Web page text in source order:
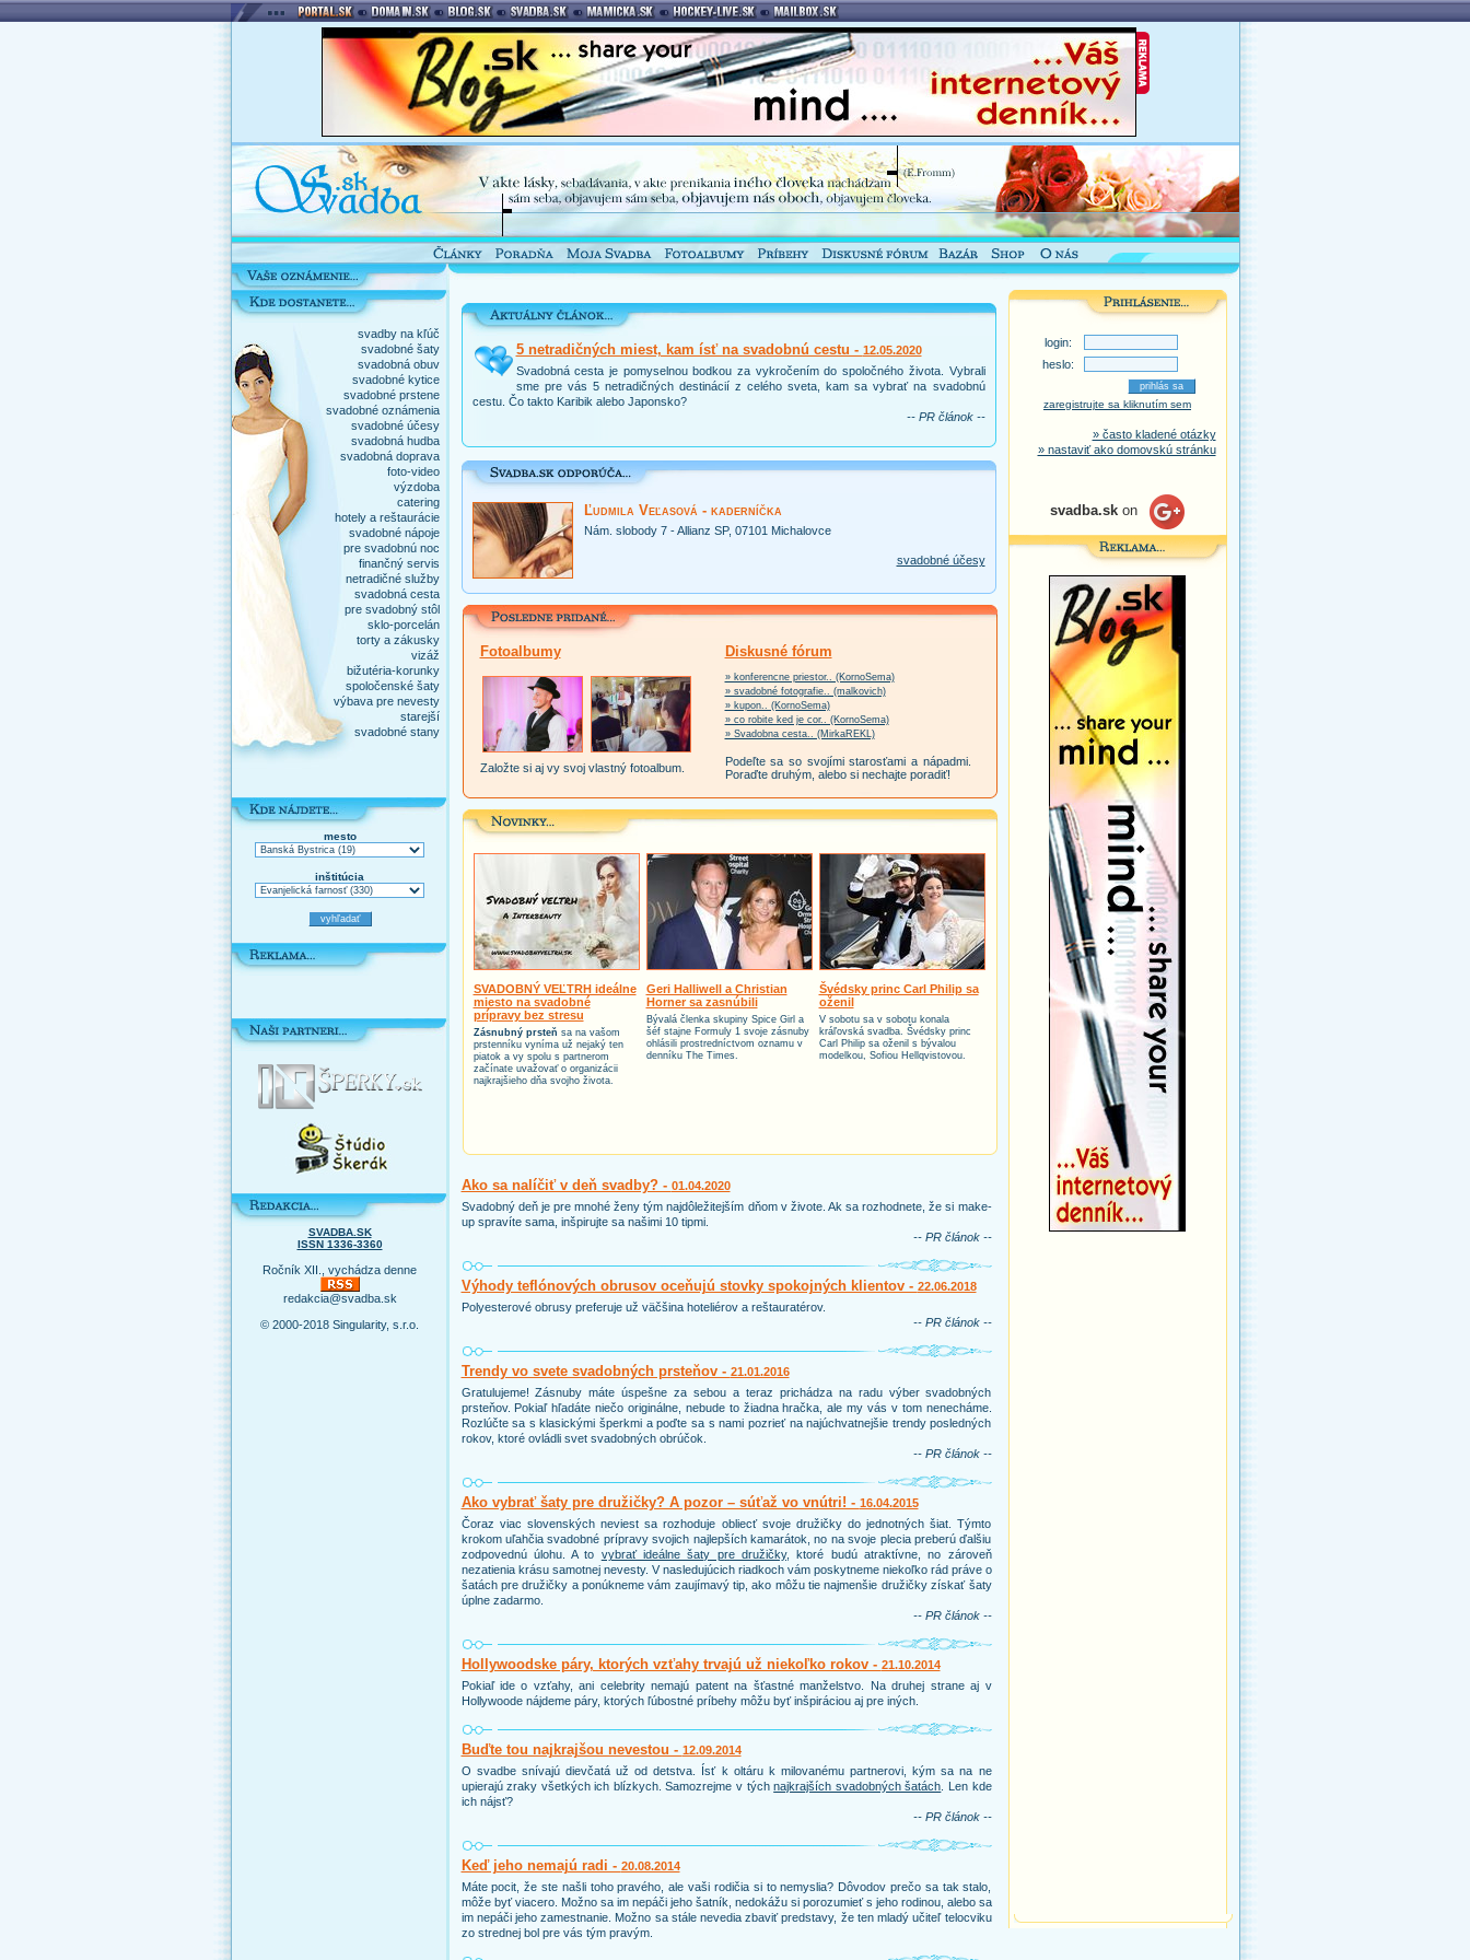
svadby na kľúč
svadobné šaty
svadobná obuv
svadobné kytice
svadobné prstene
svadobné oznámenia
svadobné účesy
svadobná hudba
svadobná doprava
foto-video
výzdoba
catering
hotely a reštaurácie
svadobné nápoje
pre svadobnú noc
finančný servis
netradičné služby
svadobná cesta
pre svadobný stôl
sklo-porcelán
torty a zákusky
vizáž
bižutéria-korunky
spoločenské šaty
výbava pre nevesty
starejší
svadobné stany
mesto
inštitúcia
SVADBA.SK
ISSN 1336-3360
Ročník XII., vychádza denne
redakcia@svadba.sk
© 2000-2018 Singularity, s.r.o.
5 netradičných miest, kam ísť na svadobnú cestu - 12.05.2020
Svadobná cesta je pomyselnou bodkou za vykročením do spoločného života. Vybrali
sme pre vás 5 netradičných destinácií z celého sveta, kam sa vybrať na svadobnú
cestu. Čo takto Karibik alebo Japonsko?
-- PR článok --
Ľudmila Veľasová - kaderníčka
Nám. slobody 7 - Allianz SP, 07101 Michalovce
svadobné účesy
Fotoalbumy
Založte si aj vy svoj vlastný fotoalbum.
Diskusné fórum
» konferencne priestor.. (KornoSema)
» svadobné fotografie.. (malkovich)
» kupon.. (KornoSema)
» co robite ked je cor.. (KornoSema)
» Svadobna cesta.. (MirkaREKL)
Podeľte sa so svojími starosťami a nápadmi.
Poraďte druhým, alebo si nechajte poradiť!
SVADOBNÝ VEĽTRH ideálne
miesto na svadobné
prípravy bez stresu
Zásnubný prsteň sa na vašom
prstenníku vyníma už nejaký ten
piatok a vy spolu s partnerom
začínate uvažovať o organizácii
najkrajšieho dňa svojho života.
Geri Halliwell a Christian
Horner sa zasnúbili
Bývalá členka skupiny Spice Girl a
šéf stajne Formuly 1 svoje zásnuby
ohlásili prostredníctvom oznamu v
denníku The Times.
Švédsky princ Carl Philip sa
oženil
V sobotu sa v sobotu konala
kráľovská svadba. Švédsky princ
Carl Philip sa oženil s bývalou
modelkou, Sofiou Hellqvistovou.
Ako sa nalíčiť v deň svadby? - 01.04.2020
Svadobný deň je pre mnohé ženy tým najdôležitejším dňom v živote. Ak sa rozhodnete, že si make-
up spravíte sama, inšpirujte sa našimi 10 tipmi.
-- PR článok --
Výhody teflónových obrusov oceňujú stovky spokojných klientov - 22.06.2018
Polyesterové obrusy preferuje už väčšina hoteliérov a reštauratérov.
-- PR článok --
Trendy vo svete svadobných prsteňov - 21.01.2016
Gratulujeme! Zásnuby máte úspešne za sebou a teraz prichádza na radu výber svadobných
prsteňov. Pokiaľ hľadáte niečo originálne, nebude to žiadna hračka, ale my vás v tom nenecháme.
Rozlúčte sa s klasickými šperkmi a poďte sa s nami pozrieť na najúchvatnejšie trendy posledných
rokov, ktoré ovládli svet svadobných obrúčok.
-- PR článok --
Ako vybrať šaty pre družičky? A pozor – súťaž vo vnútri! - 16.04.2015
Čoraz viac slovenských neviest sa rozhoduje obliecť svoje družičky do jednotných šiat. Týmto
krokom uľahčia svadobné prípravy svojich najlepších kamarátok, no na svoje plecia preberú ďalšiu
zodpovednú úlohu. A to vybrať ideálne šaty pre družičky, ktoré budú atraktívne, no zároveň
nezatienia krásu samotnej nevesty. V nasledujúcich riadkoch vám poskytneme niekoľko rád práve o
šatách pre družičky a ponúkneme vám zaujímavý tip, ako môžu tie najmenšie družičky získať šaty
úplne zadarmo.
-- PR článok --
Hollywoodske páry, ktorých vzťahy trvajú už niekoľko rokov - 21.10.2014
Pokiaľ ide o vzťahy, ani celebrity nemajú patent na šťastné manželstvo. Na druhej strane aj v
Hollywoode nájdeme páry, ktorých ľúbostné príbehy môžu byť inšpiráciou aj pre iných.
Buďte tou najkrajšou nevestou - 12.09.2014
O svadbe snívajú dievčatá už od detstva. Ísť k oltáru k milovanému partnerovi, kým sa na ne
upierajú zraky všetkých ich blízkych. Samozrejme v týchnajkrajších svadobných šatách . Len kde
ich nájsť?
-- PR článok --
Keď jeho nemajú radi - 20.08.2014
Máte pocit, že ste našli toho pravého, ale vaši rodičia si to nemyslia? Dôvodov prečo sa tak stalo,
môže byť viacero. Možno sa im nepáči jeho šatník, nedokážu si porozumieť s jeho rodinou, alebo sa
im nepáči jeho zamestnanie. Možno sa stále nevedia zbaviť predstavy, že ten mladý učiteľ telocviku
zo strednej bol pre vás tým pravým.
login:
heslo:
zaregistrujte sa kliknutím sem
» často kladené otázky
» nastaviť ako domovskú stránku
svadba.sk on